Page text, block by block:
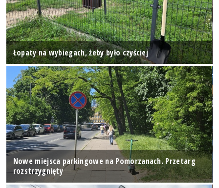
Łopaty na wybiegach, żeby było czyściej
Nowe miejsca parkingowe na Pomorzanach. Przetarg
rozstrzygnięty